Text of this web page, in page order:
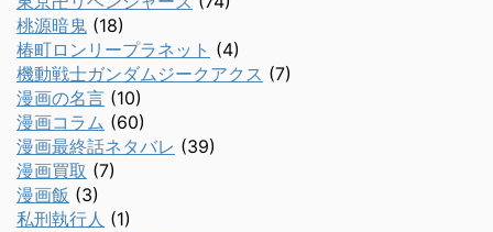
桃源暗鬼 (18)
椿町ロンリープラネット (4)
機動戦士ガンダムジークアクス (7)
漫画の名言 (10)
漫画コラム (60)
漫画最終話ネタバレ (39)
漫画買取 (7)
漫画飯 (3)
私刑執行人 (1)